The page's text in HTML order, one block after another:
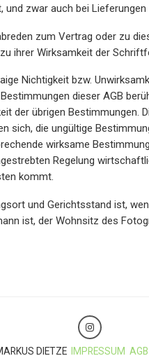
und zwar auch bei Lieferungen
zum Vertrag oder zu
ihrer Wirksamkeit der
Nichtigkeit bzw.
dieser AGB
der übrigen Bestimmungen.
sich, die ungültige
wirksame
Regelung
kommt.
und Gerichtsstand ist,
ist, der Wohnsitz des
DIETZE IMPRESSUM AGB